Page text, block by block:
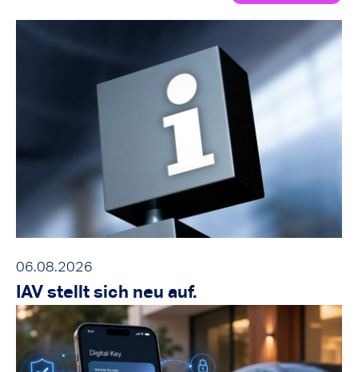
06.08.2026
IAV stellt sich neu auf.